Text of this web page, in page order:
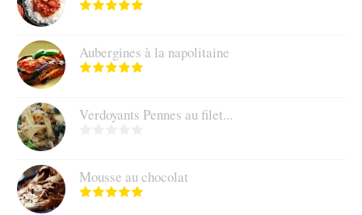
Aubergines à la napolitaine
Verdoyants Pennes au filet...
Mousse au chocolat